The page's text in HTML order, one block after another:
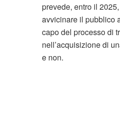
prevede, entro il
avvicinare il pubblico
capo del processo di
nell’acquisizione di
e non.